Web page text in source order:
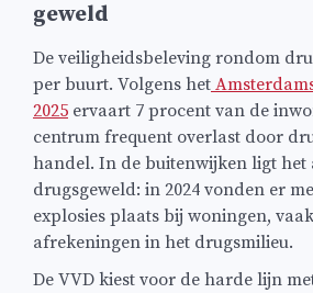
geweld
De veiligheidsbeleving rondom
per buurt. Volgens het
2025 ervaart 7 procent van de
centrum frequent overlast door
handel. In de buitenwijken ligt het
drugsgeweld: in 2024 vonden er
explosies plaats bij woningen,
afrekeningen in het drugsmilieu.
De VVD kiest voor de harde lijn